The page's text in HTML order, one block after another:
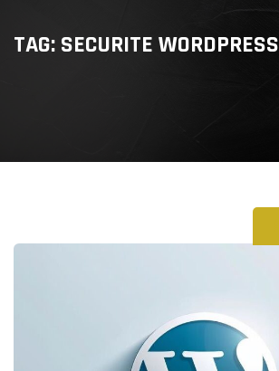
TAG: SECURITE WORDPRESS